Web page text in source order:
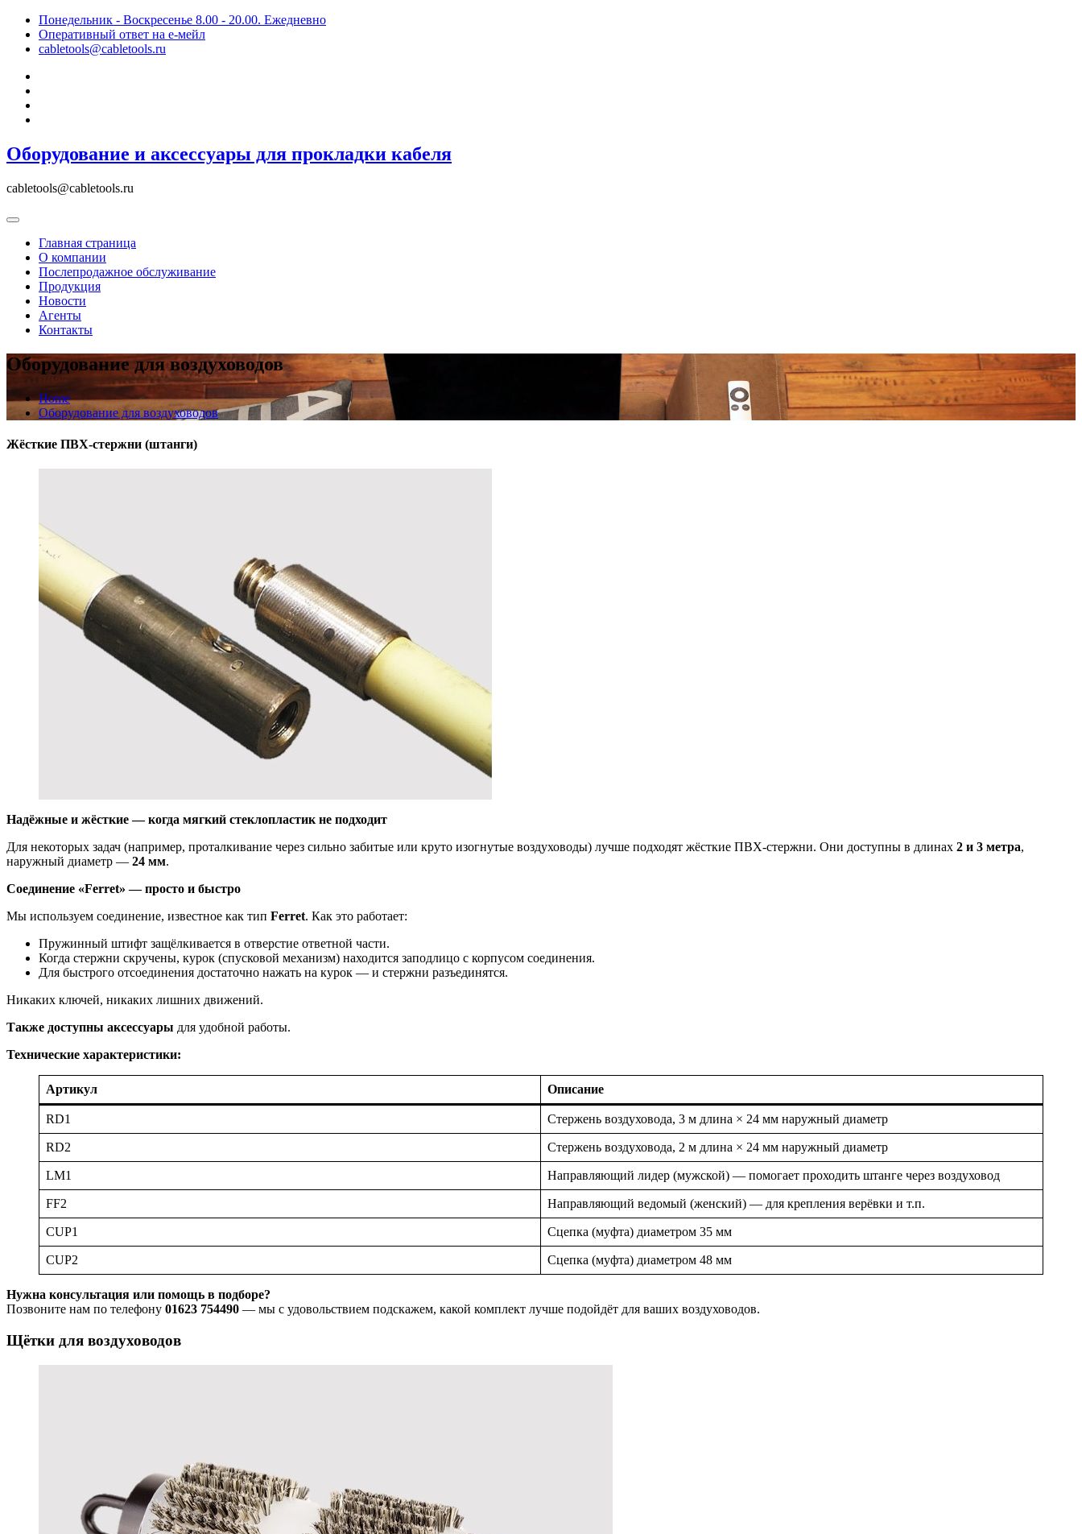
Skip
content
Понедельник - Воскресенье 8.00 - 20.00. Ежедневно
Оперативный ответ на е-мейл
cabletools@cabletools.ru
Оборудование и аксессуары для прокладки кабеля
cabletools@cabletools.ru
Главная страница
О компании
Послепродажное обслуживание
Продукция
Новости
Агенты
Контакты
Оборудование для воздуховодов
Home
Оборудование для воздуховодов
Жёсткие ПВХ-стержни (штанги)
Надёжные и жёсткие — когда мягкий стеклопластик не подходит
Для некоторых задач (например, проталкивание через сильно забитые или круто изогнутые воздуховоды) лучше подходят жёсткие ПВХ-стержни. Они доступны в длинах 2 и 3 метра,
наружный диаметр — 24 мм.
Соединение «Ferret» — просто и быстро
Мы используем соединение, известное как тип Ferret. Как это работает:
Пружинный штифт защёлкивается в отверстие ответной части.
Когда стержни скручены, курок (спусковой механизм) находится заподлицо с корпусом соединения.
Для быстрого отсоединения достаточно нажать на курок — и стержни разъединятся.
Никаких ключей, никаких лишних движений.
Также доступны аксессуары для удобной работы.
Технические характеристики:
Артикул Описание
RD1 Стержень воздуховода, 3 м длина × 24 мм наружный диаметр
RD2 Стержень воздуховода, 2 м длина × 24 мм наружный диаметр
LM1 Направляющий лидер (мужской) — помогает проходить штанге через воздуховод
FF2 Направляющий ведомый (женский) — для крепления верёвки и т.п.
CUP1 Сцепка (муфта) диаметром 35 мм
CUP2 Сцепка (муфта) диаметром 48 мм
Нужна консультация или помощь в подборе?
Позвоните нам по телефону 01623 754490 — мы с удовольствием подскажем, какой комплект лучше подойдёт для ваших воздуховодов.
Щётки для воздуховодов